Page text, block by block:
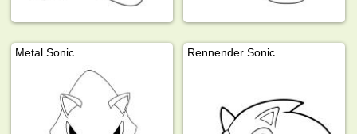
Metal Sonic Rennender Sonic